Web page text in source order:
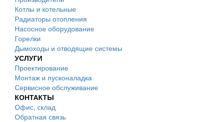
Котлы и котельные
Радиаторы отопления
Насосное оборудование
Горелки
Дымоходы и отводящие системы
УСЛУГИ
Проектирование
Монтаж и пусконаладка
Сервисное обслуживание
КОНТАКТЫ
Офис, склад
Обратная связь